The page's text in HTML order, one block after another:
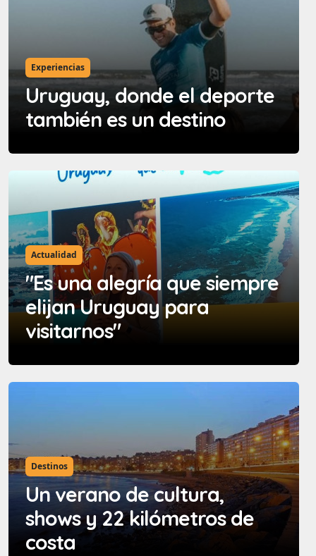
Experiencias
Uruguay, donde el deporte
también es un destino
Actualidad
"Es una alegría que siempre
elijan Uruguay para
visitarnos"
Destinos
Un verano de cultura,
shows y 22 kilómetros de
costa